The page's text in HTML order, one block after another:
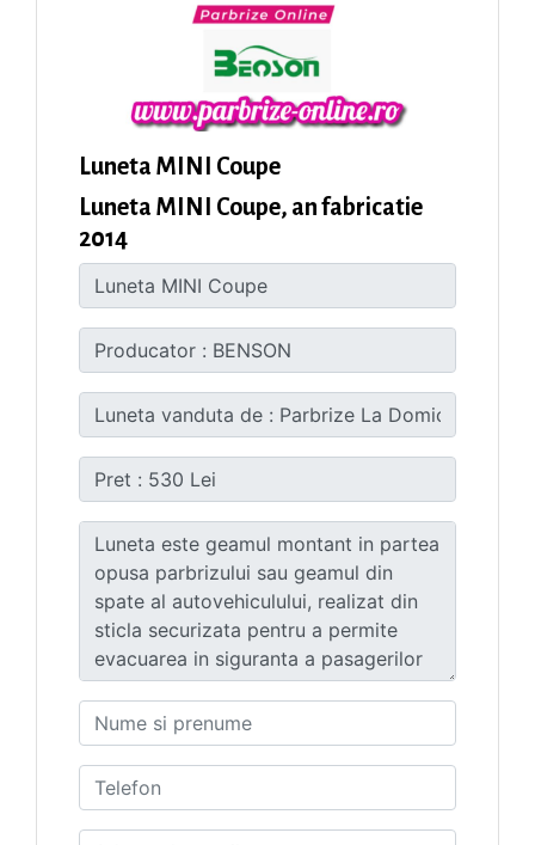
Luneta MINI Coupe
Luneta MINI Coupe, an fabricatie
2014